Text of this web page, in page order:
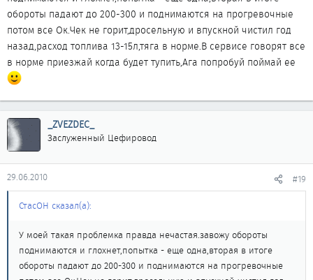
обороты падают до 200-300 и поднимаются на прогревочные
потом все Ок.Чек не горит,дросельную и впускной чистил год
назад,расход топлива 13-15л,тяга в норме.В сервисе говорят все
в норме приезжай когда будет тупить,Ага попробуй поймай ее
_ZVEZDEC_
Заслуженный Цефировод
29.06.2010 #19
СтасОН сказал(а):
У моей такая проблемка правда нечастая.завожу обороты
поднимаются и глохнет,попытка - еще одна,вторая в итоге
обороты падают до 200-300 и поднимаются на прогревочные